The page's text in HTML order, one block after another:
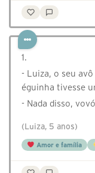
1.
- Luiza, o seu
éguinha tivesse
- Nada disso,
(Luiza, 5 anos)
Amor e família